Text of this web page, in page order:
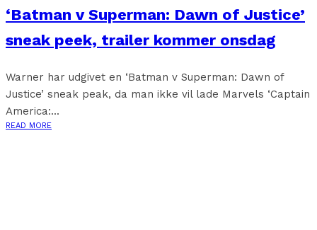
‘Batman v Superman: Dawn of Justice’
sneak peek, trailer kommer onsdag
Warner har udgivet en ‘Batman v Superman: Dawn of
Justice’ sneak peak, da man ikke vil lade Marvels ‘Captain
America:...
READ MORE